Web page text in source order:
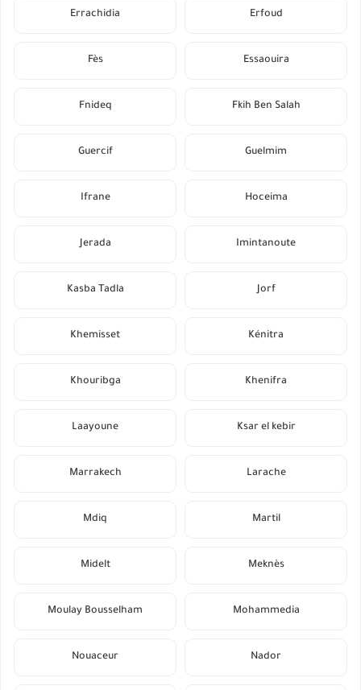
Erfoud
Errachidia
Essaouira
Fès
Fkih Ben Salah
Fnideq
Guelmim
Guercif
Hoceima
Ifrane
Imintanoute
Jerada
Jorf
Kasba Tadla
Kénitra
Khemisset
Khenifra
Khouribga
Ksar el kebir
Laayoune
Larache
Marrakech
Martil
Mdiq
Meknès
Midelt
Mohammedia
Moulay Bousselham
Nador
Nouaceur